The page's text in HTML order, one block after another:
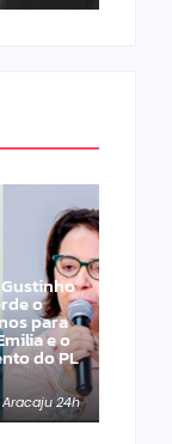
Gustinho
o
para
e o
do PL
24h